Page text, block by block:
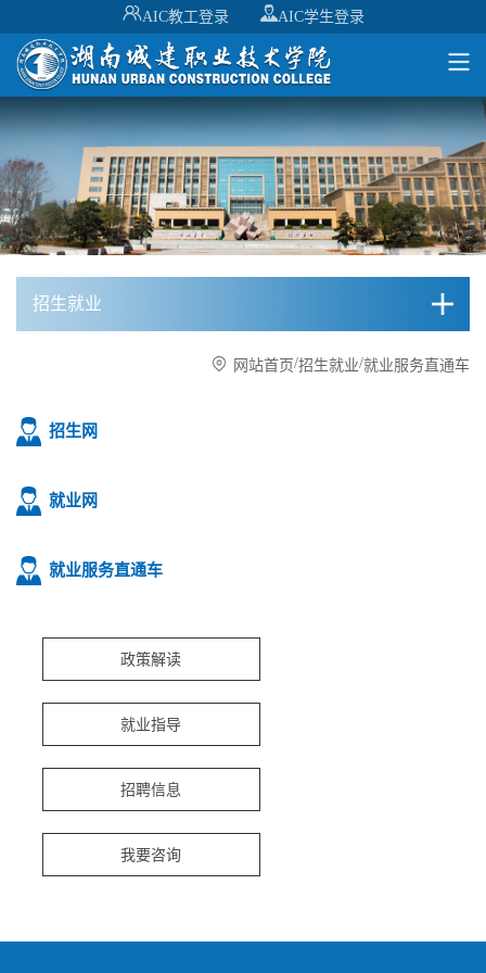
AIC教工登录 AIC学生登录
招生就业
网站首页/招生就业/就业服务直通车
招生网
就业网
就业服务直通车
政策解读
就业指导
招聘信息
我要咨询